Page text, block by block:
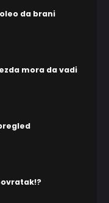
da brani
mora da vadi